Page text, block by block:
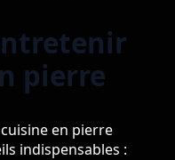
pierre
en pierre
indispensables :